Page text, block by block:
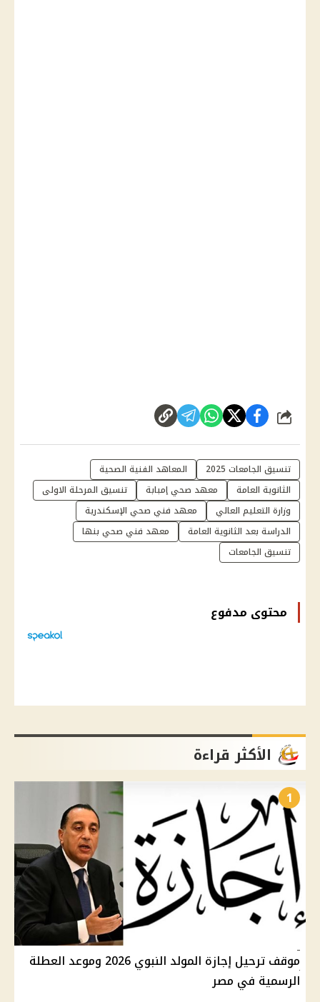
شارك
تنسيق الجامعات 2025
المعاهد الفنية الصحية
الثانوية العامة
معهد صحي إمبابة
تنسيق المرحلة الاولى
وزارة التعليم العالي
معهد فني صحي الإسكندرية
الدراسة بعد الثانوية العامة
معهد فني صحي بنها
تنسيق الجامعات
محتوى مدفوع
الأكثر قراءة
1
موقف ترحيل إجازة المولد النبوي 2026 وموعد العطلة
الرسمية في مصر